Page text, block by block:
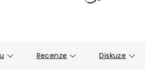
Recenze Diskuze